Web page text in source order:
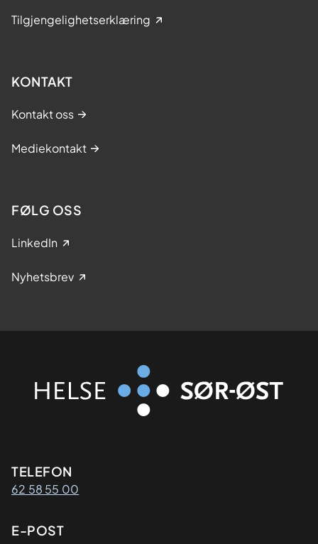
Tilgjengelighetserklæring
KONTAKT
Kontakt oss
Mediekontakt
FØLG OSS
LinkedIn
Nyhetsbrev
Kontaktinformasjon
TELEFON
62 58 55 00
E-POST